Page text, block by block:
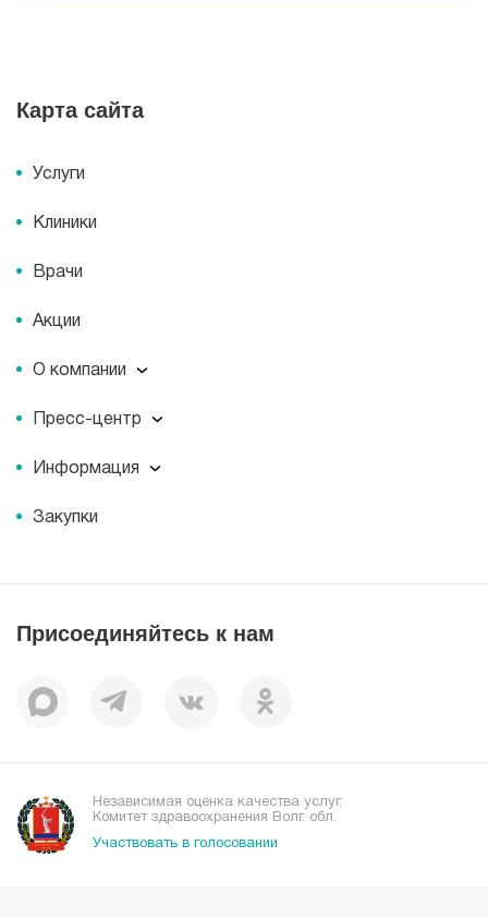
Карта сайта
Услуги
Клиники
Врачи
Акции
О компании
О компании
Миссия
История
Документы
Пациентам
Пресс-центр
Пресс-центр
Новости
Журнал для пациентов «МЕДСИ СЕГОДНЯ»
Информация
Информация
Справочник направлений
Закупки
Присоединяйтесь к нам
Независимая оценка качества услуг.
Комитет здравоохранения Волг. обл.
Участвовать в голосовании